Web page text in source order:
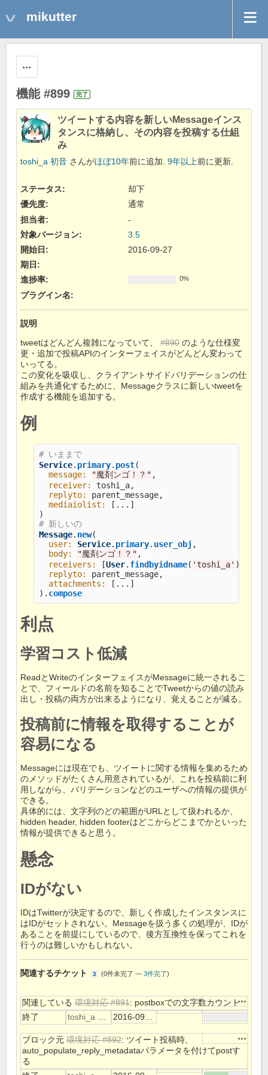
mikutter
機能 #899 完了
ツイートする内容を新しいMessageインス
タンスに格納し、その内容を投稿する仕組
み
toshi_a 初音 さんがほぼ10年前に追加. 9年以上前に更新.
ステータス:
却下
優先度:
通常
担当者:
-
対象バージョン:
3.5
開始日:
2016-09-27
期日:
進捗率:
0%
プラグイン名:
説明
tweetはどんどん複雑になっていて、 #890 のような仕様変
更・追加で投稿APIのインターフェイスがどんどん変わって
いってる。
この変化を吸収し、クライアントサイドバリデーションの仕
組みを共通化するために、Messageクラスに新しいtweetを
作成する機能を追加する。
例
# いままで
Service. primary. post(
message:
"魔剤ンゴ！？" ,
receiver: toshi_a,
replyto: parent_message,
mediaiolist:
[ ... ]
)
# 新しいの
Message. new(
user: Service. primary. user_obj ,
body:
"魔剤ンゴ！？" ,
receivers:
[User. findbyidname( 'toshi_a' ),
replyto: parent_message,
attachments:
[ ... ]
). compose
利点
学習コスト低減
ReadとWriteのインターフェイスがMessageに統一されるこ
とで、フィールドの名前を知ることでTweetからの値の読み
出し・投稿の両方が出来るようになり、覚えることが減る。
投稿前に情報を取得することが
容易になる
Messageには現在でも、ツイートに関する情報を集めるため
のメソッドがたくさん用意されているが、これを投稿前に利
用しながら、バリデーションなどのユーザへの情報の提供が
できる。
具体的には、文字列のどの範囲がURLとして扱われるか、
hidden header, hidden footerはどこからどこまでかといった
情報が提供できると思う。
懸念
IDがない
IDはTwitterが決定するので、新しく作成したインスタンスに
はIDがセットされない。Messageを扱う多くの処理が、IDが
あることを前提にしているので、後方互換性を保ってこれを
行うのは難しいかもしれない。
関連するチケット 3 (0件未完了 — 3件完了)
関連している 環境対応 #891: postboxでの文字数カウント
終了
ブロック元 環境対応 #892: ツイート投稿時、
auto_populate_reply_metadataパラメータを付けてpostす
る